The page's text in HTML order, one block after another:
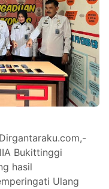
Bukittinggi
hasil
Ulang